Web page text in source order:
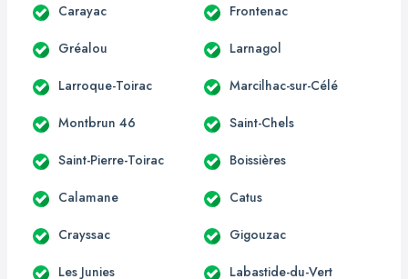
Carayac Frontenac
Gréalou Larnagol
Larroque-Toirac Marcilhac-sur-Célé
Montbrun 46 Saint-Chels
Saint-Pierre-Toirac Boissières
Calamane Catus
Crayssac Gigouzac
Les Junies Labastide-du-Vert